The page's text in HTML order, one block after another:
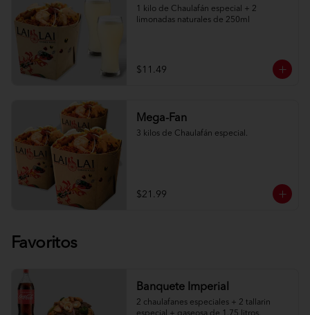
1 kilo de Chaulafán especial + 2
limonadas naturales de 250ml
$11.49
Mega-Fan
3 kilos de Chaulafán especial.
$21.99
Favoritos
Banquete Imperial
2 chaulafanes especiales + 2 tallarin